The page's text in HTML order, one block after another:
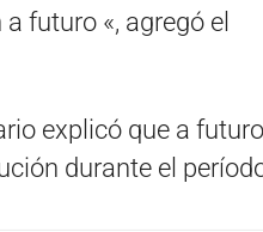
futuro «, agregó el
explicó que a
durante el